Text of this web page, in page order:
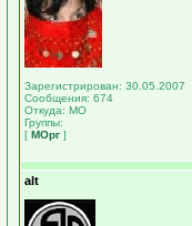
Зарегистрирован: 30.05.2007
Сообщения: 674
Откуда: МО
Группы:
[ МОрг ]
alt